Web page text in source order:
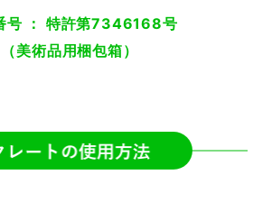
号 ： 特許第7346168号
（美術品用梱包箱）